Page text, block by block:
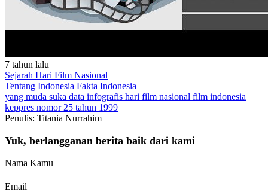
7 tahun lalu
Sejarah Hari Film Nasional
Tentang Indonesia Fakta Indonesia
yang muda suka data infografis hari film nasional film indonesia
keppres nomor 25 tahun 1999
Penulis: Titania Nurrahim
Yuk, berlangganan berita baik dari kami
Nama Kamu
Email